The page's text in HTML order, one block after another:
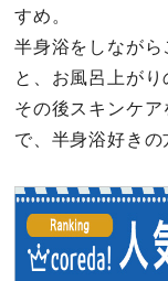
すめ。
半身浴をしなが
と、お風呂上がり
その後スキンケ
で、半身浴好きの